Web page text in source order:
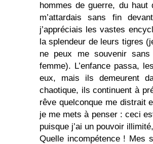
hommes de guerre, du haut
m’attardais sans fin
j’appréciais les vastes
la splendeur de leurs tigres
ne peux me souvenir
femme). L’enfance passa,
eux, mais ils demeurent
chaotique, ils continuent à
rêve quelconque me distrait
je me mets à penser : ceci
puisque j’ai un pouvoir
Quelle incompétence ! Mes